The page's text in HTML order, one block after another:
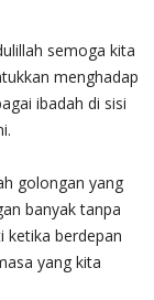
semoga kita
menghadap
ibadah di sisi
golongan yang
banyak tanpa
ketika berdepan
yang kita